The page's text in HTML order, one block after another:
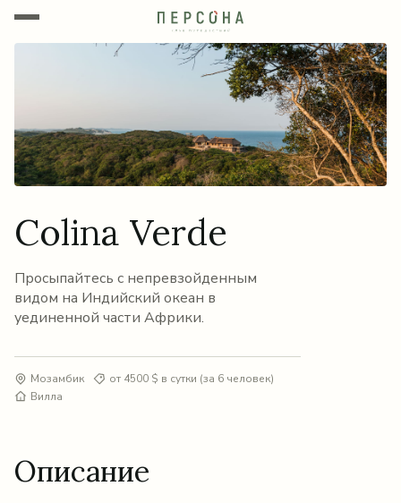
Colina Verde
Просыпайтесь с непревзойденным
видом на Индийский океан в
уединенной части Африки.
Мозамбик
от 4500 $ в сутки (за 6 человек)
Вилла
Описание